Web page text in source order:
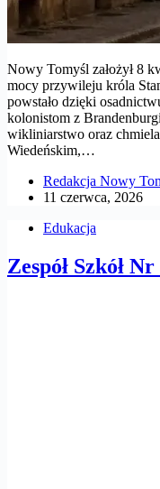
Nowy Tomyśl założył 8
mocy przywileju króla
powstało dzięki
kolonistom z
wikliniarstwo oraz
Wiedeńskim,…
Redakcja Nowy
11 czerwca, 2026
Edukacja
Zespół Szkół